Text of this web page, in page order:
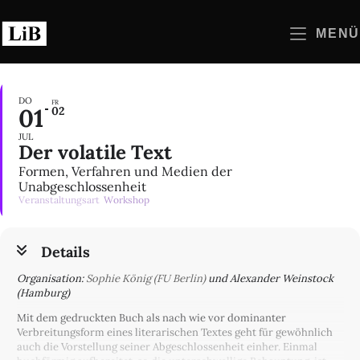
Inhalt
springen
MENÜ
DO
01
JUL
FR
02
Der volatile Text
Formen, Verfahren und Medien der
Unabgeschlossenheit
Veranstaltungsart Workshop
Details
Organisation:Sophie König (FU Berlin)und Alexander Weinstock
(Hamburg)
Mit dem gedruckten Buch als nach wie vor dominanter
Verbreitungsform eines literarischen Textes geht für gewöhnlich
auch die Vorstellung seiner Abgeschlossenheit einher. Einmal